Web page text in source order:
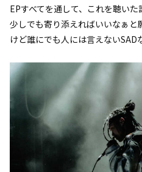
EPすべてを通して、これを聴い
少しでも寄り添えればいいなぁと
けど誰にでも人には言えないSAD